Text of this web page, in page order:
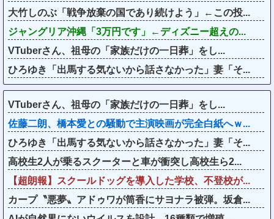
大竹しのぶ「戦争放棄の国であり続けよう」←この投...
ジャングリア沖縄「3万円です」←ディズニー超えの...
VTuberさん、祖母の「家族だけの一日葬」をし...
ひろゆき「出馬する気ないから話さなかった」妻「そ...
VTuberさん、祖母の「家族だけの一日葬」をし...
佐藤二朗、橋本愛との騒動で主演映画が完全白紙へｗ...
ひろゆき「出馬する気ないから話さなかった」妻「そ...
高校生2人が乗るスクーターと車が衝突し高校生ら2...
【超朗報】スクールドッグを導入した学校、不登校が...
カープ〝悪夢〟アドゥワが筒香にサヨナラ被弾。坂倉...